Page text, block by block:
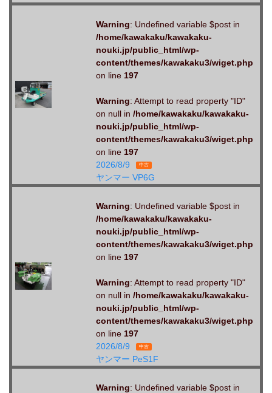
Warning: Undefined variable $post in
/home/kawakaku/kawakaku-
nouki.jp/public_html/wp-
content/themes/kawakaku3/wiget.php
on line 197
Warning: Attempt to read property "ID"
on null in /home/kawakaku/kawakaku-
nouki.jp/public_html/wp-
content/themes/kawakaku3/wiget.php
on line 197
2026/8/9
中古
ヤンマー VP6G
Warning: Undefined variable $post in
/home/kawakaku/kawakaku-
nouki.jp/public_html/wp-
content/themes/kawakaku3/wiget.php
on line 197
Warning: Attempt to read property "ID"
on null in /home/kawakaku/kawakaku-
nouki.jp/public_html/wp-
content/themes/kawakaku3/wiget.php
on line 197
2026/8/9
中古
ヤンマー PeS1F
Warning: Undefined variable $post in